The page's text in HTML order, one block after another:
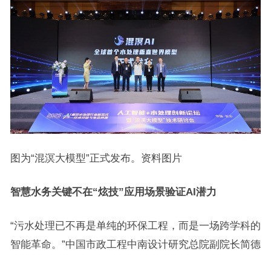
图为“混溟大模型”正式发布。资料图片
智慧水务关键不在“炫技”应用场景验证AI潜力
“污水处理已不再是单纯的环保工程，而是一场跨学科的
智能革命。”中国市政工程中南设计研究总院副院长简德